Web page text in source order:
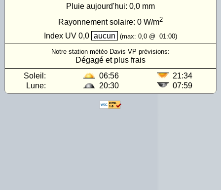
Pluie aujourd'hui: 0,0 mm
Rayonnement solaire: 0 W/m2
Index UV 0,0 aucun (max: 0,0 @ 01:00)
Notre station météo Davis VP prévisions:
Dégagé et plus frais
Soleil:
06:56
21:34
Lune:
20:30 07:59